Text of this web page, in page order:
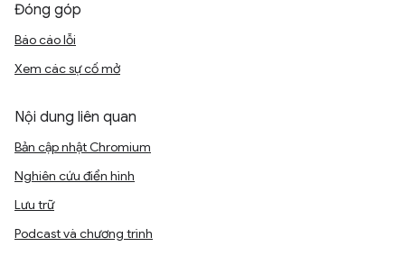
Đóng góp
Báo cáo lỗi
Xem các sự cố mở
Nội dung liên quan
Bản cập nhật Chromium
Nghiên cứu điển hình
Lưu trữ
Podcast và chương trình